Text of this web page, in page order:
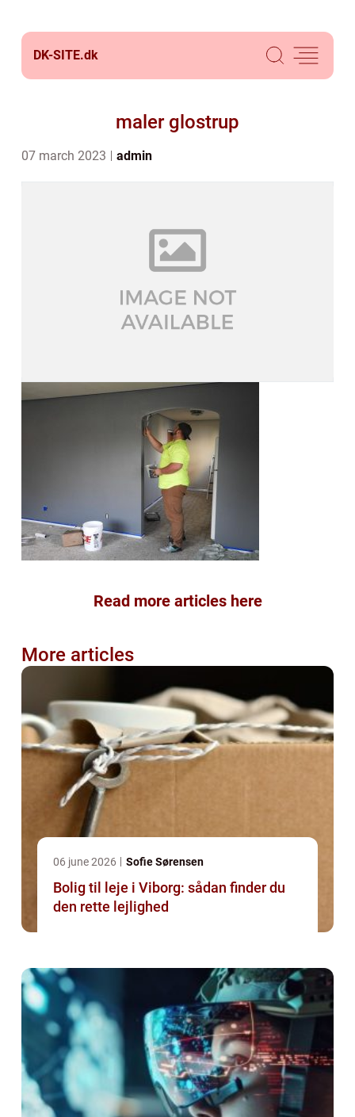
DK-SITE.dk
maler glostrup
07 march 2023 admin
Read more articles here
More articles
06 june 2026 Sofie Sørensen
Bolig til leje i Viborg: sådan finder du
den rette lejlighed